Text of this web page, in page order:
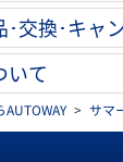
･交換･キャ
いて
> サマ